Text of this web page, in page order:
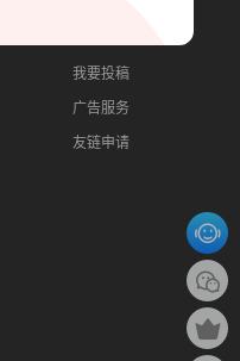
我要投稿
广告服务
友链申请